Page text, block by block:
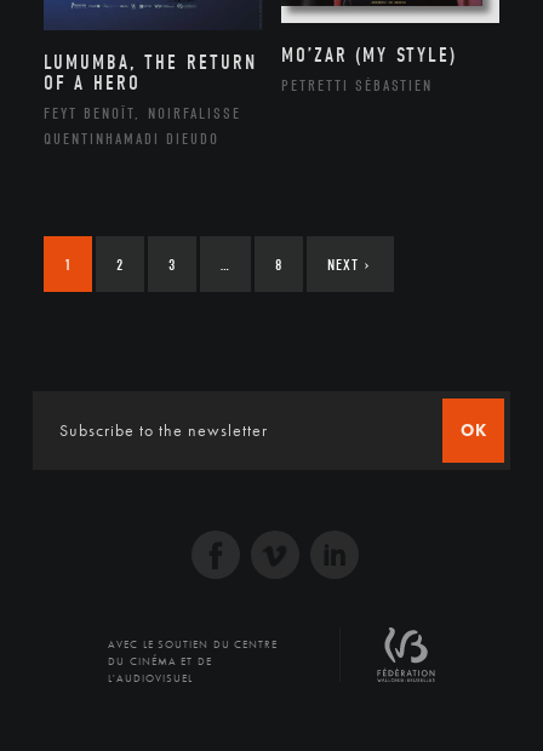
LUMUMBA, THE RETURN
OF A HERO
FEYT BENOÎT, NOIRFALISSE
QUENTINHAMADI DIEUDO
MO’ZAR (MY STYLE)
PETRETTI SÉBASTIEN
1 2 3 8 NEXT ›
OK
AVEC LE SOUTIEN DU CENTRE
DU CINÉMA ET DE
L'AUDIOVISUEL